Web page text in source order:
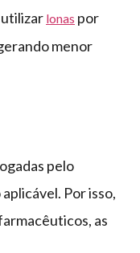
lonas por
menor
pelo
Por isso,
as